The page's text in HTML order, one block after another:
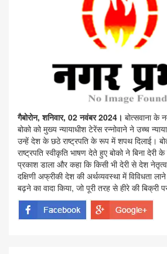
गैबोरोन, शनिवार, 02 नवंबर 2024। बोत्सवाना के
बोको को मुख्य न्यायाधीश टेरेंस रन्नोवाने ने उच्च
उन्हें देश के छठे राष्ट्रपति के रूप में शपथ दिलाई।
राष्ट्रपति स्वीकृति भाषण देते हुए बोको ने बिना
प्रकाश डाला और कहा कि किसी भी देरी से देश नेतृत्व
दक्षिणी अफ्रीकी देश की अर्थव्यवस्था में विविधता
बढ़ने का वादा किया, जो पूरी तरह से हीरे की बिक्री